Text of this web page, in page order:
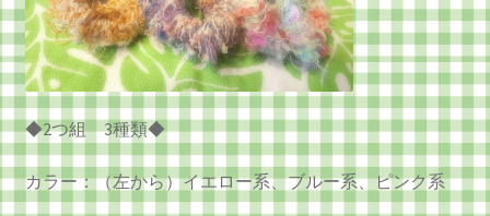
◆2つ組 3種類◆
カラー：（左から）イエロー系、ブルー系、ピンク系